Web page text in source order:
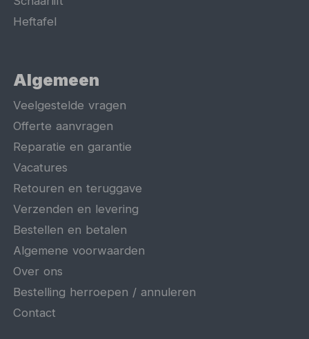
Heftafel
Algemeen
Veelgestelde vragen
Offerte aanvragen
Reparatie en garantie
Vacatures
Retouren en teruggave
Verzenden en levering
Bestellen en betalen
Algemene voorwaarden
Over ons
Bestelling herroepen / annuleren
Contact